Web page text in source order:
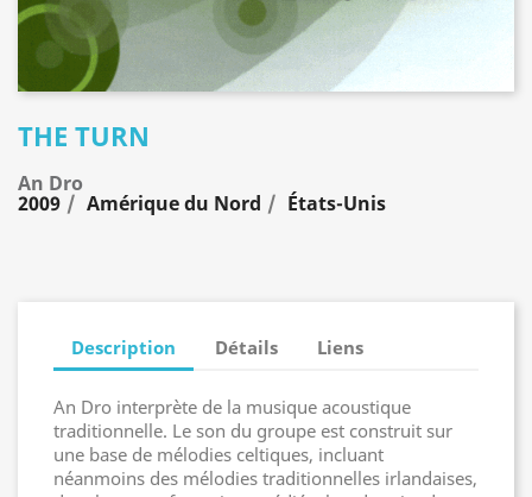
THE TURN
An Dro
2009 Amérique du Nord États-Unis
Description Détails Liens
An Dro interprète de la musique acoustique
traditionnelle. Le son du groupe est construit sur
une base de mélodies celtiques, incluant
néanmoins des mélodies traditionnelles irlandaises,